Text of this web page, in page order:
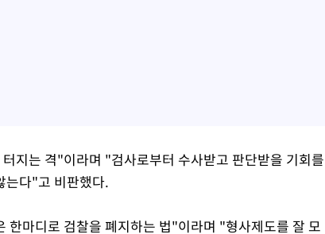
지는 격"이라며 "검사로부터 수사받고 판단받을 기회를
는다"고 비판했다.
한마디로 검찰을 폐지하는 법"이라며 "형사제도를 잘 모